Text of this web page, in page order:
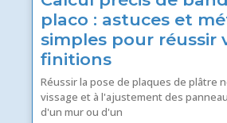
placo : astuces et
simples pour réussir
finitions
Réussir la pose de plaques de plâtre
vissage et à l'ajustement des
d'un mur ou d'un